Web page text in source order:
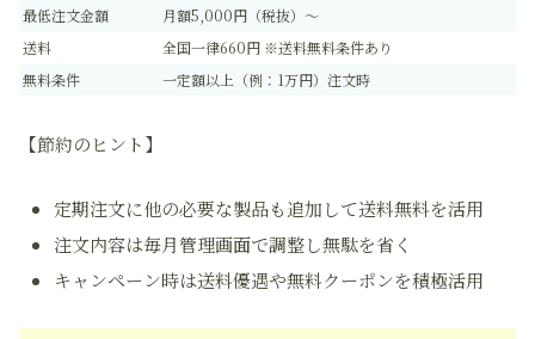
最低注文金額
月額5,000円（税抜）～
送料
全国一律660円 ※送料無料条件あり
無料条件
一定額以上（例：1万円）注文時
【節約のヒント】
定期注文に他の必要な製品も追加して送料無料を活用
注文内容は毎月管理画面で調整し無駄を省く
キャンペーン時は送料優遇や無料クーポンを積極活用